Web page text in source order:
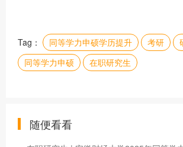
Tag： 同等学力申硕学历提升 考研
同等学力申硕
在职研究生
随便看看